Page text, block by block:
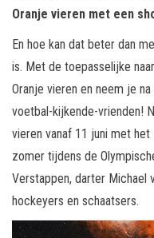
Oranje vieren met een
En hoe kan dat beter dan
is. Met de toepasselijke
Oranje vieren en neem je
voetbal-kijkende-vrienden!
vieren vanaf 11 juni met
zomer tijdens de
Verstappen, darter Michael
hockeyers en schaatsers.